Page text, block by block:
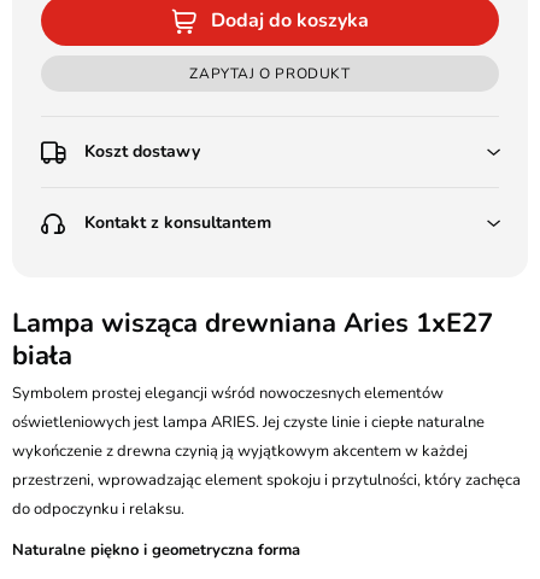
Dodaj do koszyka
ZAPYTAJ O PRODUKT
Koszt dostawy
Poczta Polska Kurier 48H - 11 zł
(od 1000 zł dla gabarytów, nie dotyczy produktów 3m)
Poczta Polska Kurier 48H - 16 zł
Kurier GLS - 20 zł
Przesyłka Gabarytowa - 35 zł
Kontakt z konsultantem
Batalionów Chłopskich 12, 94-058 Łódź
kontakt@ledstyl.pl
Lampa wisząca drewniana Aries 1xE27
biała
Symbolem prostej elegancji wśród nowoczesnych elementów
oświetleniowych jest lampa ARIES. Jej czyste linie i ciepłe naturalne
wykończenie z drewna czynią ją wyjątkowym akcentem w każdej
przestrzeni, wprowadzając element spokoju i przytulności, który zachęca
do odpoczynku i relaksu.
Naturalne piękno i geometryczna forma